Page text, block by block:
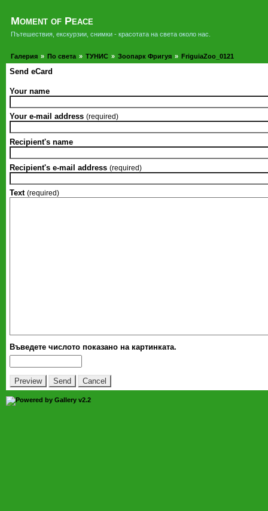
Moment of Peace
Пътешествия, екскурзии, снимки - красотата на света около нас.
Галерия » По света » ТУНИС » Зоопарк Фригуя » FriguiaZoo_0121
Send eCard
Your name
Your e-mail address (required)
Recipient's name
Recipient's e-mail address (required)
Text (required)
Въведете числото показано на картинката.